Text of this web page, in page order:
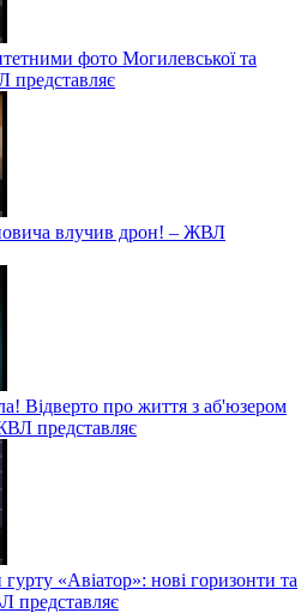
фото Могилевської та
влучив дрон! – ЖВЛ
Відверто про життя з аб'юзером
представляє
«Авіатор»: нові горизонти та
представляє